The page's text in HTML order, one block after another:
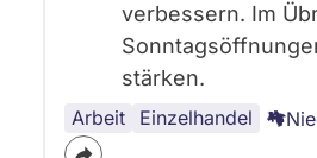
verbessern. Im
stärken.
Arbeit Einzelhandel
Handel